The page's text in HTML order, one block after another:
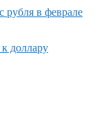
рубля в феврале
доллару